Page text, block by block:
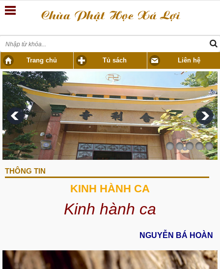
Trang chủ Tủ sách Liên hệ
THÔNG TIN
KINH HÀNH CA
Kinh hành ca
NGUYỄN BÁ HOÀN